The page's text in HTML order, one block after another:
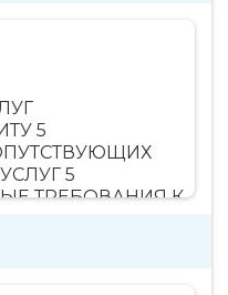
5
5
ТРЕБОВАНИЯ К